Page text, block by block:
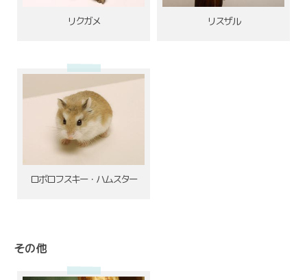
リクガメ リスザル
ロボロフスキー・ハムスター
その他